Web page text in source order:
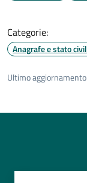
Categorie:
Anagrafe e stato
Ultimo aggiornamento: